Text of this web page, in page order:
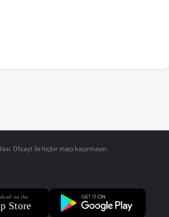
Ofsayt ile hiçbir maçı kaçırmayın.